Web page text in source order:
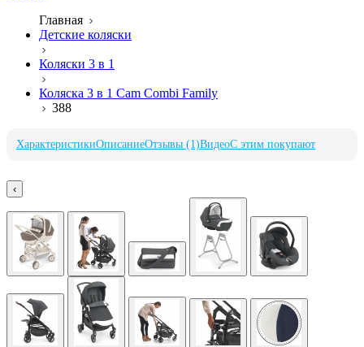
Главная
Детские коляски
Коляски 3 в 1
Коляска 3 в 1 Cam Combi Family
388
ХарактеристикиОписаниеОтзывы (1)ВидеоС этим покупают
‹